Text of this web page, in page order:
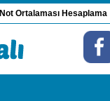
Not Ortalaması Hesaplama